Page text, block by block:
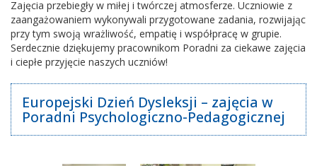
Zajęcia przebiegły w miłej i twórczej atmosferze. Uczniowie z
zaangażowaniem wykonywali przygotowane zadania, rozwijając
przy tym swoją wrażliwość, empatię i współpracę w grupie.
Serdecznie dziękujemy pracownikom Poradni za ciekawe zajęcia
i ciepłe przyjęcie naszych uczniów!
Europejski Dzień Dysleksji – zajęcia w
Poradni Psychologiczno-Pedagogicznej